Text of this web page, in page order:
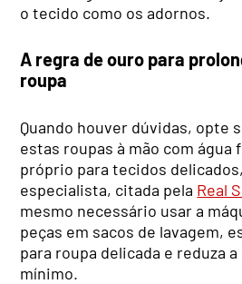
o tecido como os adornos.
A regra de ouro para
roupa
Quando houver dúvidas, opte
estas roupas à mão com
próprio para tecidos
especialista, citada pela Real
mesmo necessário usar a
peças em sacos de lavagem,
para roupa delicada e reduza
mínimo.